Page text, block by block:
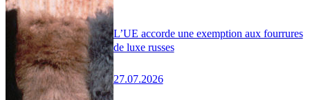
L’UE accorde une exemption aux fourrures
de luxe russes
27.07.2026